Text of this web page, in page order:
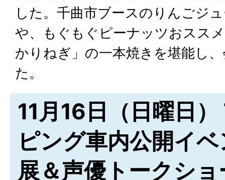
した。千曲市ブースのりんごジ
や、もぐもぐピーナッツおスス
かりねぎ」の一本焼きを堪能し
た。
11月16日（日曜日
ピング車内公開イ
展＆声優トークショ